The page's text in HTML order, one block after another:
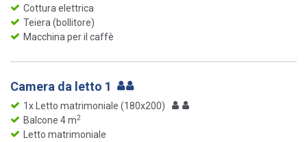
Cottura elettrica
Teiera (bollitore)
Macchina per il caffè
Camera da letto 1
1x Letto matrimoniale (180x200)
Balcone 4 m2
Letto matrimoniale